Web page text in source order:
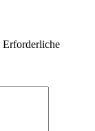
Erforderliche